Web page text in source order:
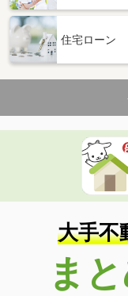
住宅ローン
大手不
ま